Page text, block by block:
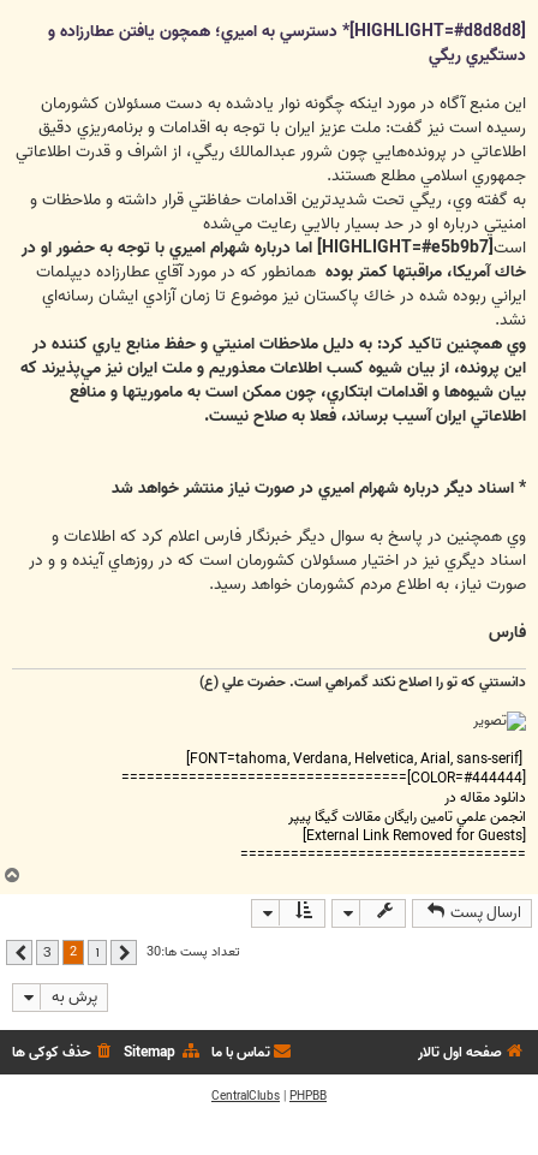
[HIGHLIGHT=#d8d8d8]* دسترسي به اميري؛ همچون يافتن عطارزاده و
دستگيري ريگي
اين منبع آگاه در مورد اينكه چگونه نوار يادشده به دست مسئولان كشورمان
رسيده است نيز گفت: ملت عزيز ايران با توجه به اقدامات و برنامه‌ريزي دقيق
اطلاعاتي در پرونده‌هايي چون شرور عبدالمالك ريگي، از اشراف و قدرت اطلاعاتي
جمهوري اسلامي مطلع هستند.
به گفته وي، ريگي تحت شديدترين اقدامات حفاظتي قرار داشته و ملاحظات و
امنيتي درباره او در حد بسيار بالايي رعايت مي‌شده
است
[HIGHLIGHT=#e5b9b7] اما درباره شهرام اميري با توجه به حضور او در
خاك آمريكا، مراقبتها كمتر بوده همانطور كه در مورد آقاي عطارزاده ديپلمات
ايراني ربوده شده در خاك پاكستان نيز موضوع تا زمان آزادي ايشان رسانه‌اي
نشد.
وي همچنين تاكيد كرد: به دليل ملاحظات امنيتي و حفظ منابع ياري كننده در
اين پرونده، از بيان شيوه كسب اطلاعات معذوريم و ملت ايران نيز مي‌پذيرند كه
بيان شيوه‌ها و اقدامات ابتكاري، چون ممكن است به ماموريتها و منافع
اطلاعاتي ايران آسيب برساند، فعلا به صلاح نيست.
* اسناد ديگر درباره شهرام اميري در صورت نياز منتشر خواهد شد
وي همچنين در پاسخ به سوال ديگر خبرنگار فارس اعلام كرد كه اطلاعات و
اسناد ديگري نيز در اختيار مسئولان كشورمان است كه در روزهاي آينده و و در
صورت نياز، به اطلاع مردم كشورمان خواهد رسيد.
فارس
دانستني که تو را اصلاح نکند گمراهي است. حضرت علي (ع)
[FONT=tahoma, Verdana, Helvetica, Arial, sans-serif]
دانلود مقاله در
انجمن علمي تامين رايگان مقالات گيگا پيپر
==================================
ب
ا
ارسال پست
تعداد پست ها:30 قبلی 2
3 بعدی
پرش به
صفحه اول تالار حذف کوکی ها Sitemap تماس با ما
PHPBB
|
CentralClubs